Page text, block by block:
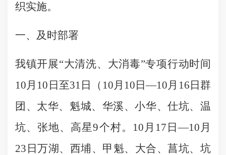
织实施。
一、 及时部署
我镇开展“大清洗、大消毒”专项行动时间
10月10日至31日（10月10日—10月16日群
团、太华、魁城、华溪、小华、仕坑、温
坑、张地、高星9个村。10月17日—10月
23日万湖、西埔、甲魁、大合、菖坑、坑